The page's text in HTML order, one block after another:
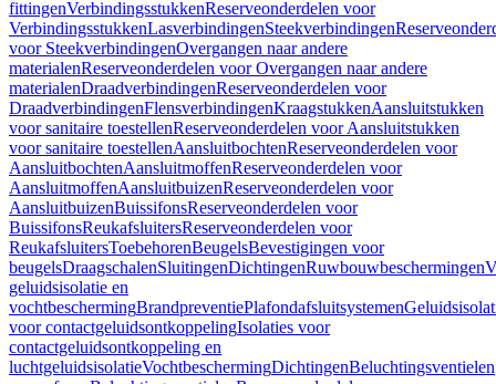
fittingenVerbindingsstukkenReserveonderdelen voor
VerbindingsstukkenLasverbindingenSteekverbindingen
voor SteekverbindingenOvergangen naar andere
materialenReserveonderdelen voor Overgangen naar andere
materialenDraadverbindingenReserveonderdelen voor
DraadverbindingenFlensverbindingenKraagstukkenAansluitstukken
voor sanitaire toestellenReserveonderdelen voor Aansluitstukken
voor sanitaire toestellenAansluitbochtenReserveonderdelen voor
AansluitbochtenAansluitmoffenReserveonderdelen voor
AansluitmoffenAansluitbuizenReserveonderdelen voor
AansluitbuizenBuissifonsReserveonderdelen voor
BuissifonsReukafsluitersReserveonderdelen voor
ReukafsluitersToebehorenBeugelsBevestigingen voor
beugelsDraagschalenSluitingenDichtingenRuwbouwbeschermingen
geluidsisolatie en
vochtbeschermingBrandpreventiePlafondafsluitsystemen
voor contactgeluidsontkoppelingIsolaties voor
contactgeluidsontkoppeling en
luchtgeluidsisolatieVochtbeschermingDichtingenBeluchtingsventielen